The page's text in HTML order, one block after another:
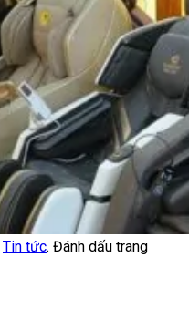
Tin tức. Đánh dấu trang